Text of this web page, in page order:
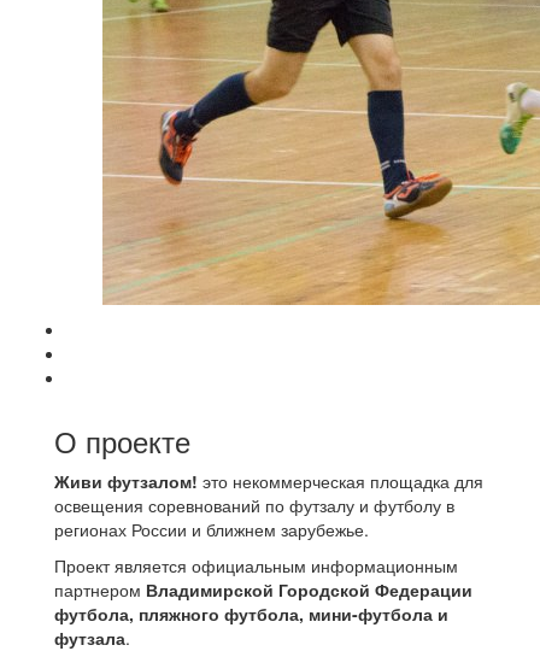
О проекте
Живи футзалом! это некоммерческая площадка для
освещения соревнований по футзалу и футболу в
регионах России и ближнем зарубежье.
Проект является официальным информационным
партнером Владимирской Городской Федерации
футбола, пляжного футбола, мини-футбола и
футзала.